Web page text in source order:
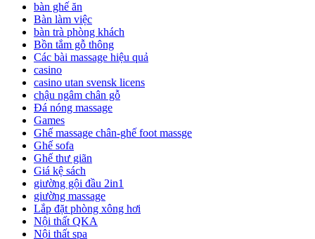
bàn ghế ăn
Bàn làm việc
bàn trà phòng khách
Bồn tắm gỗ thông
Các bài massage hiệu quả
casino
casino utan svensk licens
chậu ngâm chân gỗ
Đá nóng massage
Games
Ghế massage chân-ghế foot massge
Ghế sofa
Ghế thư giãn
Giá kệ sách
giường gội đầu 2in1
giường massage
Lắp đặt phòng xông hơi
Nội thất QKA
Nội thất spa